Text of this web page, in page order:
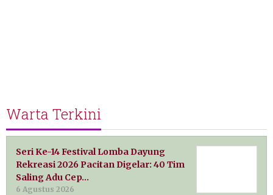
Warta Terkini
Seri Ke-14 Festival Lomba Dayung
Rekreasi 2026 Pacitan Digelar: 40 Tim
Saling Adu Cep…
6 Agustus 2026